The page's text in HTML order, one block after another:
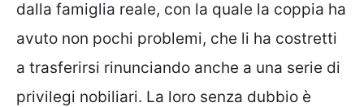
dalla famiglia reale, con la quale la coppia ha
avuto non pochi problemi, che li ha costretti
a trasferirsi rinunciando anche a una serie di
privilegi nobiliari. La loro senza dubbio è